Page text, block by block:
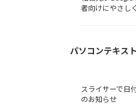
者向けにやさし
パソコンテキス
スライサーで日
のお知らせ